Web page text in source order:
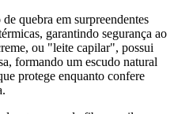
quebra em surpreendentes
garantindo segurança ao
ou "leite capilar", possui
formando um escudo natural
protege enquanto confere